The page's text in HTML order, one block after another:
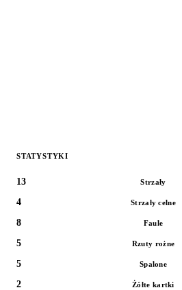
STATYSTYKI
13 Strzały
4
Strzały celne
8
Faule
5
Rzuty rożne
5
Spalone
2
Żółte kartki